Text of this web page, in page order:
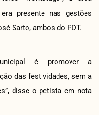
presente nas gestões
Sarto, ambos do PDT.
é promover a
das festividades, sem a
disse o petista em nota